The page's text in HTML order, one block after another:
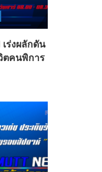
ร่งผลักดัน
ตคนพิการ